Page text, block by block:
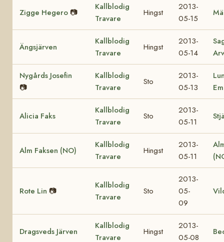
Zigge Hegero 📷
Kallblodig
Travare
Hingst
2013-
05-15
Ängsjärven
Kallblodig
Travare
Hingst
2013-
05-14
Nygårds Josefin
📷
Kallblodig
Travare
Sto
2013-
05-13
Alicia Faks
Kallblodig
Travare
Sto
2013-
05-11
Alm Faksen (NO)
Kallblodig
Travare
Hingst
2013-
05-11
Rote Lin 📷
Kallblodig
Travare
Sto
2013-
05-
09
Dragsveds Järven
Kallblodig
Travare
Hingst
2013-
05-08